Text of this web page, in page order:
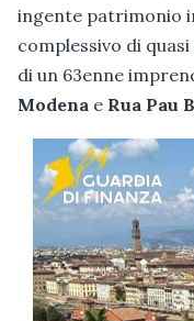
ingente patrimonio
complessivo di quasi
di un 63enne
Modena e Rua Pau